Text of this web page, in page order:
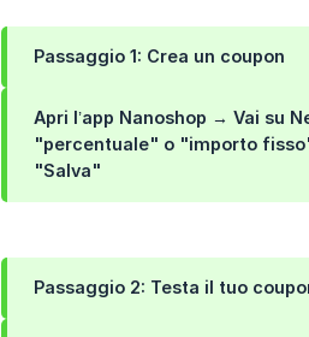
Passaggio 1: Crea un coupon
Apri l’app Nanoshop → Vai su
"percentuale" o "importo
"Salva"
Passaggio 2: Testa il tuo